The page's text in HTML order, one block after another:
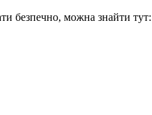
безпечно, можна знайти тут: